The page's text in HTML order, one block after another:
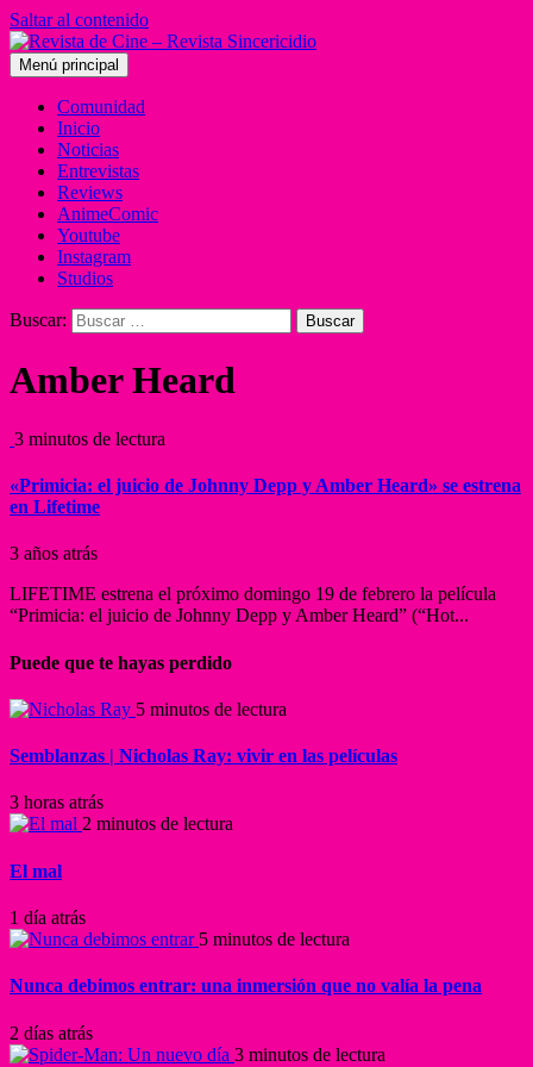
Saltar al contenido
Menú principal
Comunidad
Inicio
Noticias
Entrevistas
Reviews
AnimeComic
Youtube
Instagram
Studios
Buscar:
Amber Heard
3 minutos de lectura
«Primicia: el juicio de Johnny Depp y Amber Heard» se estrena
en Lifetime
3 años atrás
LIFETIME estrena el próximo domingo 19 de febrero la película
“Primicia: el juicio de Johnny Depp y Amber Heard” (“Hot...
Puede que te hayas perdido
5 minutos de lectura
Semblanzas | Nicholas Ray: vivir en las películas
3 horas atrás
2 minutos de lectura
El mal
1 día atrás
5 minutos de lectura
Nunca debimos entrar: una inmersión que no valía la pena
2 días atrás
3 minutos de lectura